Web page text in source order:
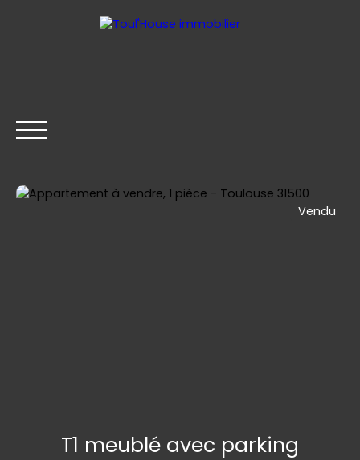
Vendu
T1 meublé avec parking